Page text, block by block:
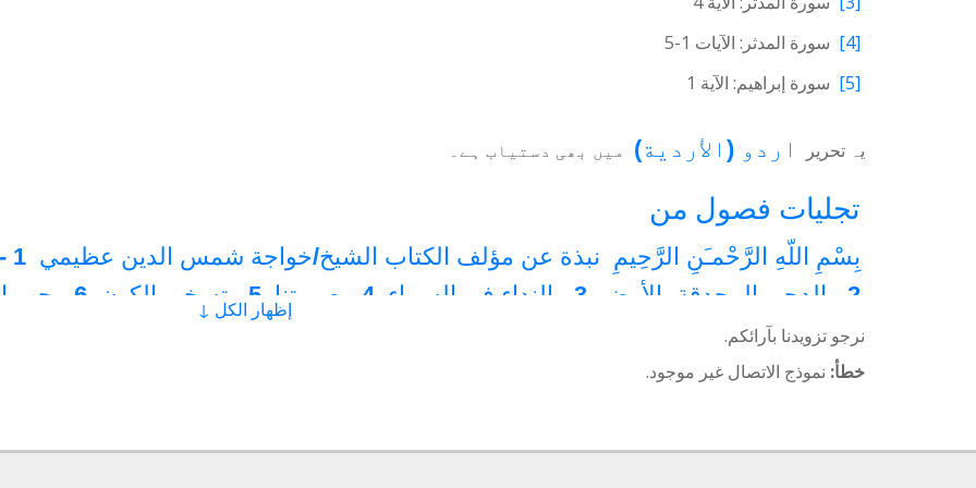
[4]
سورة المدثر: الآيات 1-5
[5]
سورة إبراهيم: الآية 1
یہ تحریر اردو ( الأردية) میں بھی دستیاب ہے۔
تجلیات فصول من
بِسْمِ اللّهِ الرَّحْمـَنِ الرَّحِيمِ نبذة عن مؤلف الكتاب الشيخ/خواجة شمس الدين عظيمي 1 - القرآن الكريم
2 - الدجى المحدقة بالأرض
3 - النداء في السماء 4 - صورتنا 5 - تسخير الكون
6 - حب الثروة هو الوثنية
7 - غير المسلمين على خط التطور والتقدم
12 - پرخلوص دل
13 - الدعوة
23 - الصراط المستقيم والمنهج القويم
24 - مسؤوليات المسلم تجاه الوالدين 25 - الحبّ
إظهار الكل ↓
نرجو تزويدنا بآرائكم.
خطأ: نموذج الاتصال غير موجود.